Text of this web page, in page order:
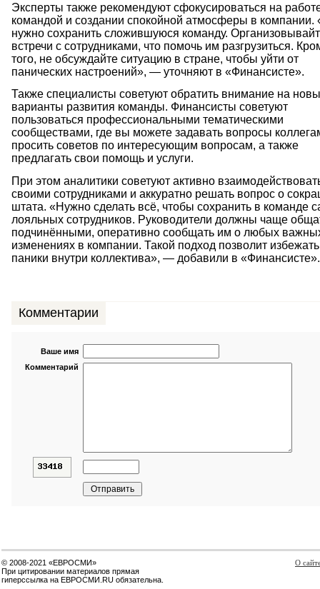
Эксперты также рекомендуют сфокусироваться на
командой и создании спокойной атмосферы в компании.
нужно сохранить сложившуюся команду.
встречи с сотрудниками, что помочь им разгрузиться.
того, не обсуждайте ситуацию в стране, чтобы уйти от
панических настроений», — уточняют в «Финансисте».
Также специалисты советуют обратить внимание на
варианты развития команды. Финансисты советуют
пользоваться профессиональными тематическими
сообществами, где вы можете задавать вопросы
просить советов по интересующим вопросам, а также
предлагать свои помощь и услуги.
При этом аналитики советуют активно
своими сотрудниками и аккуратно решать вопрос о
штата. «Нужно сделать всё, чтобы сохранить в команде
лояльных сотрудников. Руководители должны чаще
подчинёнными, оперативно сообщать им о любых
изменениях в компании. Такой подход позволит избежать
паники внутри коллектива», — добавили в «Финансисте».
Комментарии
Ваше имя
Комментарий
© 2008-2021 «ЕВРОСМИ»
При цитировании материалов прямая
гиперссылка на ЕВРОСМИ.RU обязательна.
О